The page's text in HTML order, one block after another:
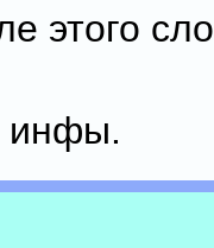
этого
инфы.